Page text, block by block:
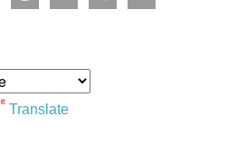
Translate